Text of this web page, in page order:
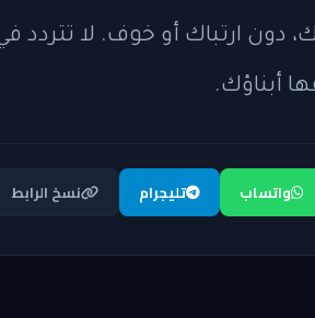
دون ارتباك أو خوف. لا تتردد
أبناؤك.
واتساب تليجرام نسخ الرابط